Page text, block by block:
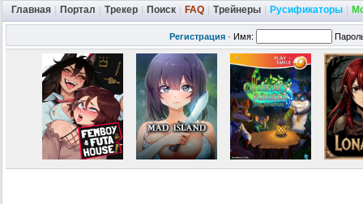
Главная Портал Трекер Поиск FAQ Трейнеры Русификаторы
Регистрация · Имя: